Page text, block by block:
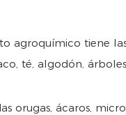
tiene
té, algodón,
orugas, ácaros,